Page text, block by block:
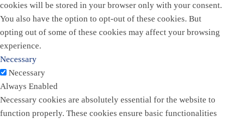
cookies will be stored in your browser only with your consent.
You also have the option to opt-out of these cookies. But
opting out of some of these cookies may affect your browsing
experience.
Necessary
Necessary
Always Enabled
Necessary cookies are absolutely essential for the website to
function properly. These cookies ensure basic functionalities